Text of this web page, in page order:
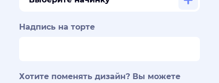
Надпись на торте
Хотите поменять дизайн? Вы можете